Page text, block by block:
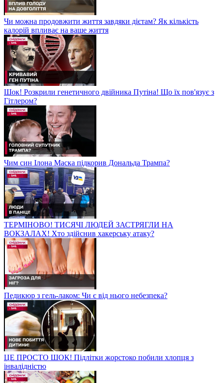
Чи можна продовжити життя завдяки дієтам? Як кількість
калорій впливає на ваше життя
Шок! Розкрили генетичного двійника Путіна! Що їх пов'язує з
Гітлером?
Чим син Ілона Маска підкорив Дональда Трампа?
ТЕРМІНОВО! ТИСЯЧІ ЛЮДЕЙ ЗАСТРЯГЛИ НА
ВОКЗАЛАХ! Хто здійснив хакерську атаку?
Педикюр з гель-лаком: Чи є від нього небезпека?
ЦЕ ПРОСТО ШОК! Підлітки жорстоко побили хлопця з
інвалідністю